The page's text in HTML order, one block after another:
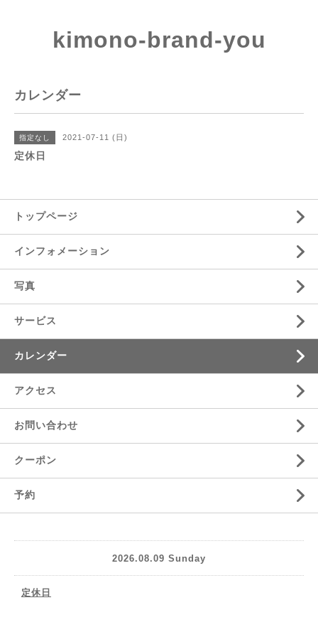
kimono-brand-you
カレンダー
指定なし 2021-07-11 (日)
定休日
トップページ
インフォメーション
写真
サービス
カレンダー
アクセス
お問い合わせ
クーポン
予約
2026.08.09 Sunday
定休日